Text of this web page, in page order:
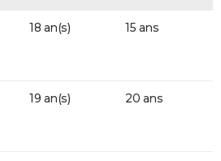
18 an(s) 15 ans
19 an(s) 20 ans